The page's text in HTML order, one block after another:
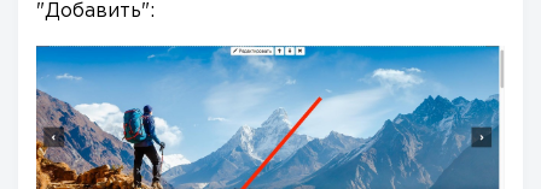
"Добавить":